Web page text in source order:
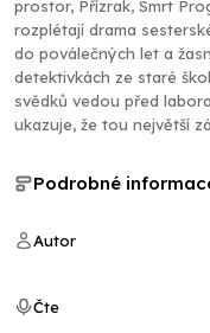
prostor, Přízrak, Smrt
rozplétají drama
do poválečných let a
detektivkách ze staré
svědků vedou před
ukazuje, že tou největší
Podrobné
Autor
Čte